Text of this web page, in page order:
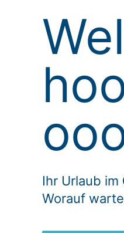
Ihr Urlaub im
Worauf